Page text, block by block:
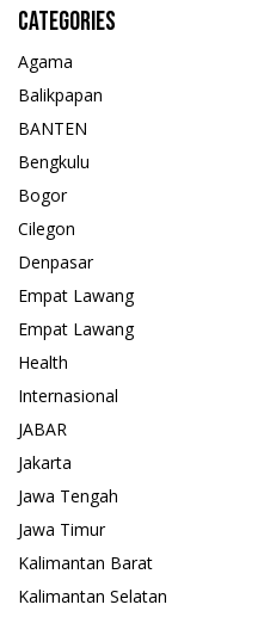
Categories
Agama
Balikpapan
BANTEN
Bengkulu
Bogor
Cilegon
Denpasar
Empat Lawang
Empat Lawang
Health
Internasional
JABAR
Jakarta
Jawa Tengah
Jawa Timur
Kalimantan Barat
Kalimantan Selatan